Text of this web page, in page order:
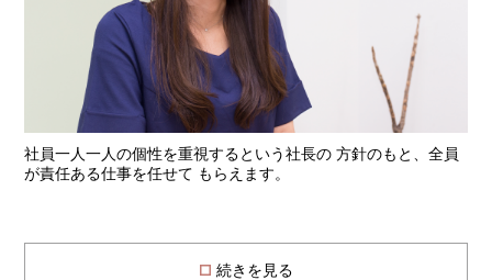
社員一人一人の個性を重視するという社長の 方針のもと、全員
が責任ある仕事を任せて もらえます。
続きを見る